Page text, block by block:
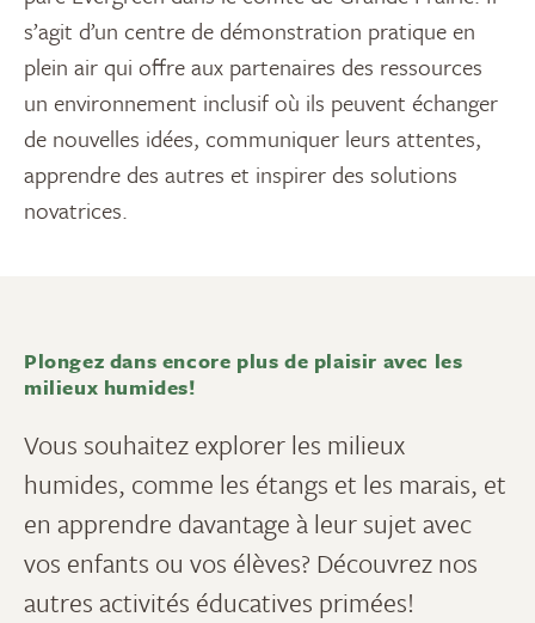
s’agit d’un centre de démonstration pratique en
plein air qui offre aux partenaires des ressources
un environnement inclusif où ils peuvent échanger
de nouvelles idées, communiquer leurs attentes,
apprendre des autres et inspirer des solutions
novatrices.
Plongez dans encore plus de plaisir avec les
milieux humides!
Vous souhaitez explorer les milieux
humides, comme les étangs et les marais, et
en apprendre davantage à leur sujet avec
vos enfants ou vos élèves? Découvrez nos
autres activités éducatives primées!